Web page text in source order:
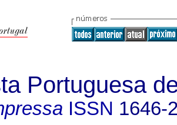
Portuguesa
ISSN 1646-